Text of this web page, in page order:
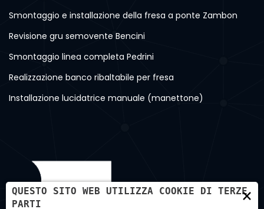
Smontaggio e installazione della fresa a ponte Zambon
Revisione gru semovente Bencini
Smontaggio linea completa Pedrini
Realizzazione banco ribaltabile per fresa
Installazione lucidatrice manuale (manettone)
×
QUESTO SITO WEB UTILIZZA COOKIE DI TERZE
PARTI